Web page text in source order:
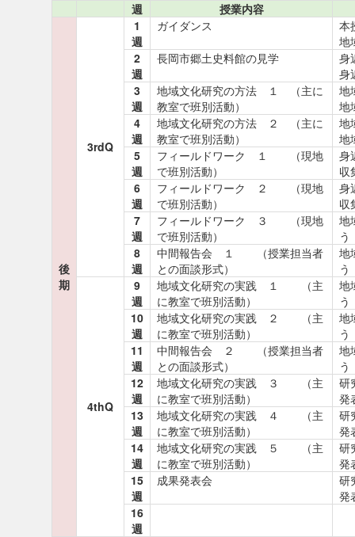
週 授業内容
後
期
3rdQ
1
週
ガイダンス
本
地
2
週
長岡市郷土史料館の見学
身
身
3
週
地域文化研究の方法 １ （主に
教室で班別活動）
地
地
4
週
地域文化研究の方法 ２ （主に
教室で班別活動）
地
地
5
週
フィールドワーク １ （現地
で班別活動）
身
収
6
週
フィールドワーク ２ （現地
で班別活動）
身
収
7
週
フィールドワーク ３ （現地
で班別活動）
地
う
8
週
中間報告会 １ （授業担当者
との面談形式）
地
う
4thQ
9
週
地域文化研究の実践 １ （主
に教室で班別活動）
地
う
10
週
地域文化研究の実践 ２ （主
に教室で班別活動）
地
う
11
週
中間報告会 ２ （授業担当者
との面談形式）
地
う
12
週
地域文化研究の実践 ３ （主
に教室で班別活動）
研
発
13
週
地域文化研究の実践 ４ （主
に教室で班別活動）
研
発
14
週
地域文化研究の実践 ５ （主
に教室で班別活動）
研
発
15
週
成果発表会
研
発
16
週